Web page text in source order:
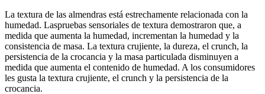
La textura de las almendras está estrechamente relacionada con la
humedad. Laspruebas sensoriales de textura demostraron que, a
medida que aumenta la humedad, incrementan la humedad y la
consistencia de masa. La textura crujiente, la dureza, el crunch, la
persistencia de la crocancia y la masa particulada disminuyen a
medida que aumenta el contenido de humedad. A los consumidores
les gusta la textura crujiente, el crunch y la persistencia de la
crocancia.